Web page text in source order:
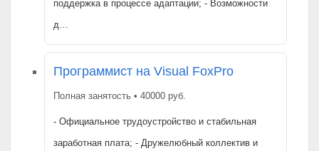
поддержка в процессе адаптации; - Возможности
д…
Программист на Visual FoxPro
Полная занятость • 40000 руб.
- Официальное трудоустройство и стабильная
заработная плата; - Дружелюбный коллектив и